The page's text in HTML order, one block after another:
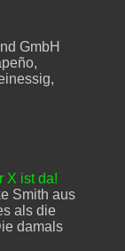
GmbH
X ist da!
Smith aus
als die
damals